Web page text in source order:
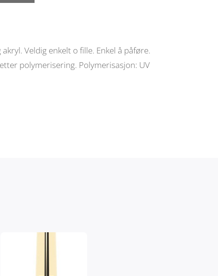
Veldig enkelt o fille. Enkel å påføre.
polymerisering. Polymerisasjon: UV